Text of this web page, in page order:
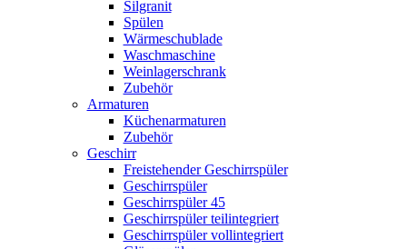
Silgranit
Spülen
Wärmeschublade
Waschmaschine
Weinlagerschrank
Zubehör
Armaturen
Küchenarmaturen
Zubehör
Geschirr
Freistehender Geschirrspüler
Geschirrspüler
Geschirrspüler 45
Geschirrspüler teilintegriert
Geschirrspüler vollintegriert